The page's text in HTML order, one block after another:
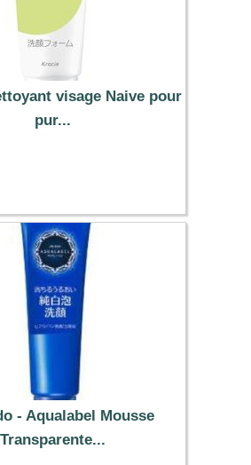
visage Naive pour
pur...
- Aqualabel Mousse
Transparente...